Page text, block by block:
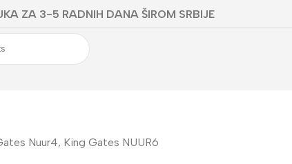
ZA 3-5 RADNIH DANA ŠIROM SRBIJE